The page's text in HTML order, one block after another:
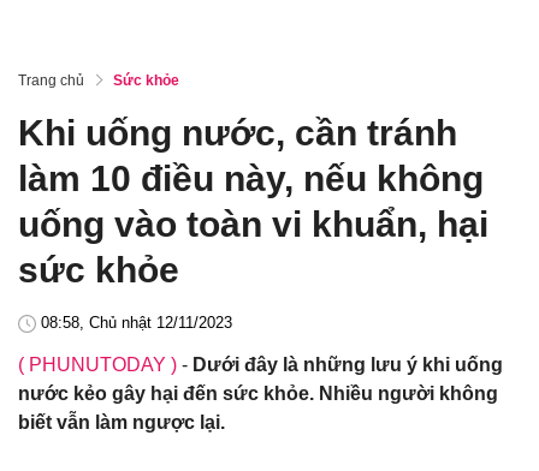
Trang chủ Sức khỏe
Khi uống nước, cần tránh
làm 10 điều này, nếu không
uống vào toàn vi khuẩn, hại
sức khỏe
08:58, Chủ nhật 12/11/2023
( PHUNUTODAY ) - Dưới đây là những lưu ý khi uống
nước kẻo gây hại đến sức khỏe. Nhiều người không
biết vẫn làm ngược lại.